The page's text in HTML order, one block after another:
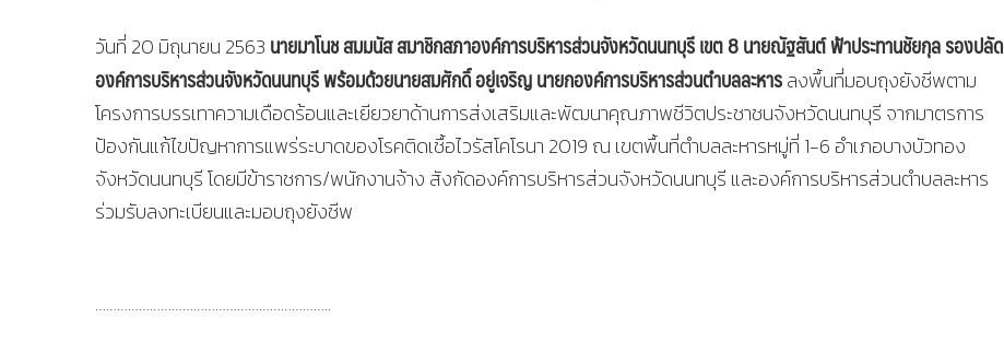
วันที่ 20 มิถุนายน 2563 นายมาโนช สมมนัส สมาชิกสภาองค์การบริหารส่วนจังหวัดนนทบุรี เขต 8 นายณัฐสันต์ ฟ้าประทานชัยกุล รองปลัด
องค์การบริหารส่วนจังหวัดนนทบุรี พร้อมด้วยนายสมศักดิ์ อยู่เจริญ นายกองค์การบริหารส่วนตำบลละหารลงพื้นที่มอบถุงยังชีพตาม
โครงการบรรเทาความเดือดร้อนและเยียวยาด้านการส่งเสริมและพัฒนาคุณภาพชีวิตประชาชนจังหวัดนนทบุรี จากมาตรการ
ป้องกันแก้ไขปัญหาการแพร่ระบาดของโรคติดเชื้อไวรัสโคโรนา 2019 ณ เขตพื้นที่ตำบลละหารหมู่ที่ 1-6 อำเภอบางบัวทอง
จังหวัดนนทบุรี โดยมีข้าราชการ/พนักงานจ้าง สังกัดองค์การบริหารส่วนจังหวัดนนทบุรี และองค์การบริหารส่วนตำบลละหาร
ร่วมรับลงทะเบียนและมอบถุงยังชีพ
………………………………………………………..